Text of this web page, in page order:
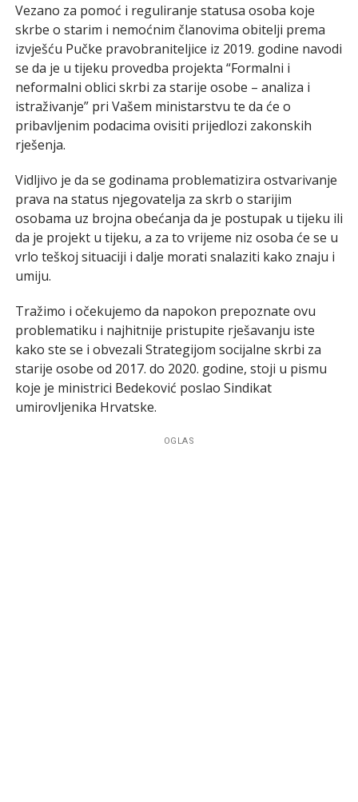
Vezano za pomoć i reguliranje statusa osoba koje
skrbe o starim i nemoćnim članovima obitelji prema
izvješću Pučke pravobraniteljice iz 2019. godine navodi
se da je u tijeku provedba projekta “Formalni i
neformalni oblici skrbi za starije osobe – analiza i
istraživanje” pri Vašem ministarstvu te da će o
pribavljenim podacima ovisiti prijedlozi zakonskih
rješenja.
Vidljivo je da se godinama problematizira ostvarivanje
prava na status njegovatelja za skrb o starijim
osobama uz brojna obećanja da je postupak u tijeku ili
da je projekt u tijeku, a za to vrijeme niz osoba će se u
vrlo teškoj situaciji i dalje morati snalaziti kako znaju i
umiju.
Tražimo i očekujemo da napokon prepoznate ovu
problematiku i najhitnije pristupite rješavanju iste
kako ste se i obvezali Strategijom socijalne skrbi za
starije osobe od 2017. do 2020. godine, stoji u pismu
koje je ministrici Bedeković poslao Sindikat
umirovljenika Hrvatske.
OGLAS